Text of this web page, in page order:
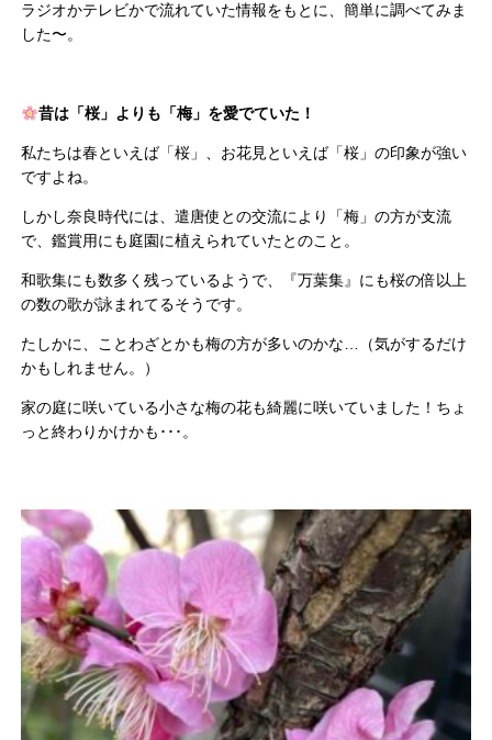
ラジオかテレビかで流れていた情報をもとに、簡単に調べてみま
した〜。
昔は「桜」よりも「梅」を愛でていた！
私たちは春といえば「桜」、お花見といえば「桜」の印象が強い
ですよね。
しかし奈良時代には、遣唐使との交流により「梅」の方が支流
で、鑑賞用にも庭園に植えられていたとのこと。
和歌集にも数多く残っているようで、『万葉集』 にも桜の倍以上
の数の歌が詠まれてるそうです。
たしかに、ことわざとかも梅の方が多いのかな…（気がするだけ
かもしれません。）
家の庭に咲いている小さな梅の花も綺麗に咲いていました！ ちょ
っと終わりかけかも･･･。